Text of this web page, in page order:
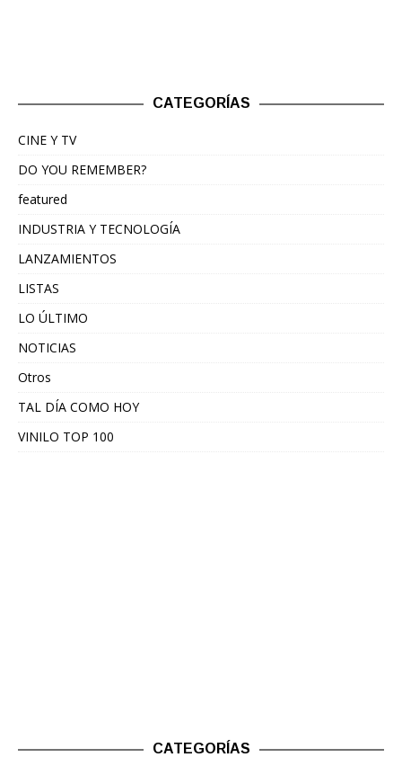
CATEGORÍAS
CINE Y TV
DO YOU REMEMBER?
featured
INDUSTRIA Y TECNOLOGÍA
LANZAMIENTOS
LISTAS
LO ÚLTIMO
NOTICIAS
Otros
TAL DÍA COMO HOY
VINILO TOP 100
CATEGORÍAS